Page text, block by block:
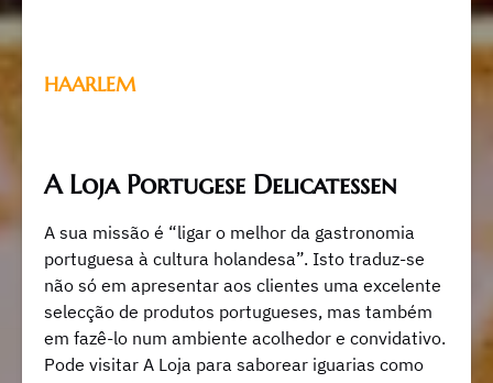
HAARLEM
A Loja Portugese Delicatessen
A sua missão é “ligar o melhor da gastronomia
portuguesa à cultura holandesa”. Isto traduz-se
não só em apresentar aos clientes uma excelente
selecção de produtos portugueses, mas também
em fazê-lo num ambiente acolhedor e convidativo.
Pode visitar A Loja para saborear iguarias como